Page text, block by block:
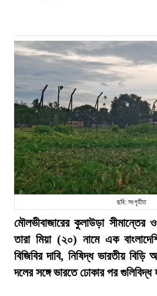
ছবি: সংগৃহীত
মৌলভীবাজারের কুলাউড়া সীমান্তের
তারা মিয়া (২০) নামে এক
বিজিবির দাবি, নিষিদ্ধ ভারতীয়
দলের সঙ্গে ভারতে ঢোকার পর